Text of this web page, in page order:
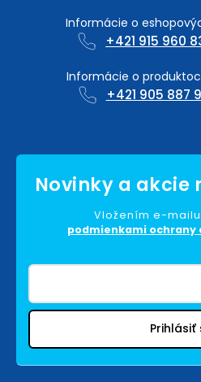
+421 915 960
+421 905 887
Vložením e-
podmienkami ochrany
Prihlásiť